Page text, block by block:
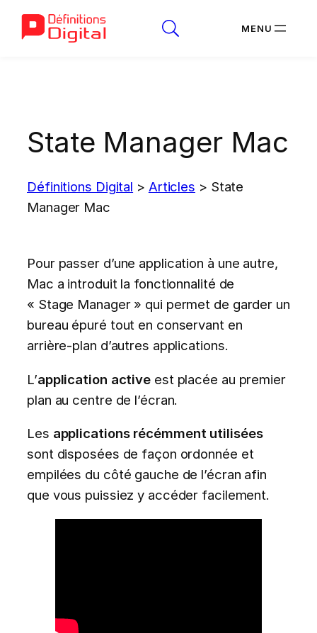
State Manager Mac
Définitions Digital > Articles > State
Manager Mac
Pour passer d’une application à une autre,
Mac a introduit la fonctionnalité de
« Stage Manager » qui permet de garder un
bureau épuré tout en conservant en
arrière-plan d’autres applications.
L’application active est placée au premier
plan au centre de l’écran.
Les applications récémment utilisées
sont disposées de façon ordonnée et
empilées du côté gauche de l’écran afin
que vous puissiez y accéder facilement.